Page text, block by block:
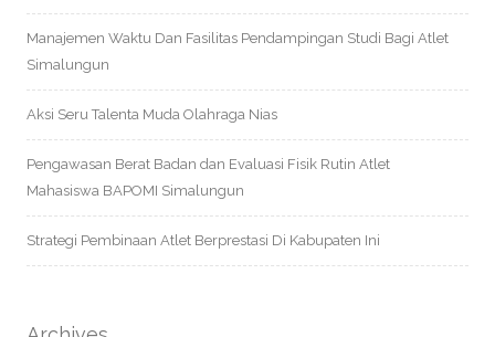
Manajemen Waktu Dan Fasilitas Pendampingan Studi Bagi Atlet
Simalungun
Aksi Seru Talenta Muda Olahraga Nias
Pengawasan Berat Badan dan Evaluasi Fisik Rutin Atlet
Mahasiswa BAPOMI Simalungun
Strategi Pembinaan Atlet Berprestasi Di Kabupaten Ini